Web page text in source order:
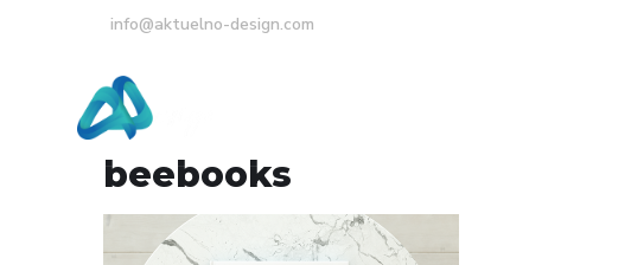
info@aktuelno-design.com
beebooks